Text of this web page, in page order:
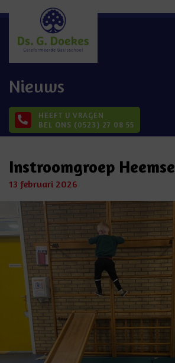
Nieuws
HEEFT U VRAGEN
BEL ONS (0523) 27 08 55
Instroomgroep Heemse
13 februari 2026